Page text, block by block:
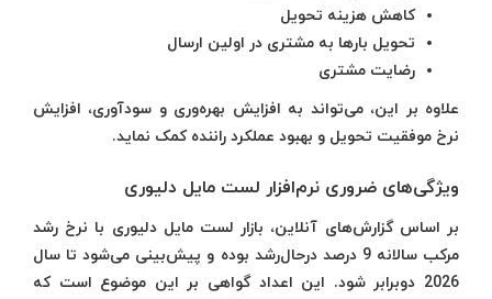
کاهش هزینه تحویل
تحویل بارها به مشتری در اولین ارسال
رضایت مشتری
علاوه بر این، می‌تواند به افزایش بهره‌وری و سودآوری، افزایش
نرخ موفقیت تحویل و بهبود عملکرد راننده کمک نماید.
ویژگی‌های ضروری نرم‌افزار لست مایل دلیوری
بر اساس گزارش‌های آنلاین، بازار لست مایل دلیوری با نرخ رشد
مرکب سالانه 9 درصد درحال‌رشد بوده و پیش‌بینی می‌شود تا سال
2026 دوبرابر شود. این اعداد گواهی بر این موضوع است که